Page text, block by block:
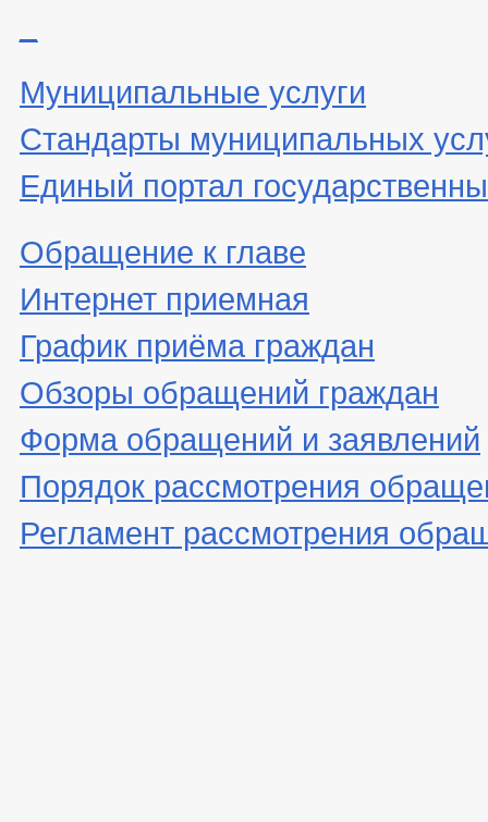
Муниципальные услуги
Стандарты муниципальных
Единый портал
Обращение к главе
Интернет приемная
График приёма граждан
Обзоры обращений граждан
Форма обращений и заявлений
Порядок рассмотрения
Регламент рассмотрения